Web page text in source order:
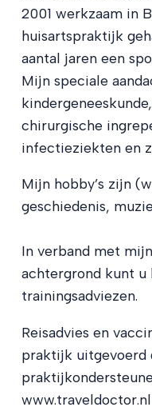
2001 werkzaam in
huisartspraktijk
aantal jaren een
Mijn speciale
chirurgische
infectieziekten en
Mijn hobby’s zijn
geschiedenis,
In verband met
achtergrond kunt
trainingsadviezen.
Reisadvies en
praktijk uitgevoerd